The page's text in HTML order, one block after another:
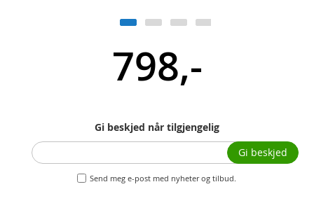
798,-
Gi beskjed når tilgjengelig
Send meg e-post med nyheter og tilbud.
Gi beskjed